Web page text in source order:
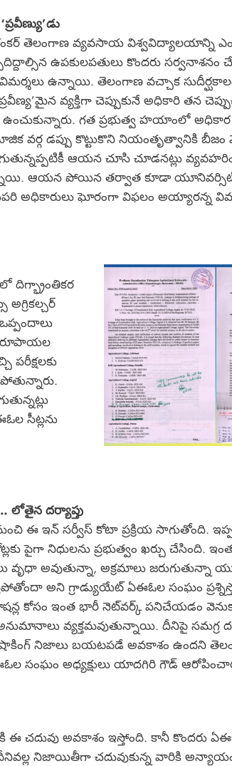
తెలంగాణ వ్యవసాయ విశ్వవిద్యాలయాన్ని
ఉపకులపతులు కొందరు సర్వనాశనం
విమర్శలు ఉన్నాయి. తెలంగాణ వచ్చాక
వ్యక్తిగా చెప్పుకునే అధికారి తన
గత ప్రభుత్వ హయాంలో
వర్గ డప్పు కొట్టుకొని నియంతృత్వానికి బీజం
ఆయన చూసి చూడనట్లు
ఆయన పోయిన తర్వాత కూడా
అధికారులు ఘోరంగా విఫలం అయ్యారన్న
రూపాయల
పరీక్షలకు
సీట్లను
లోతైన దర్యాప్తు
ఈ ఇన్ సర్వీస్ కోటా ప్రక్రియ సాగుతోంది.
పైగా నిధులను ప్రభుత్వం ఖర్చు చేసింది.
వృధా అవుతున్నా, అక్రమాలు జరుగుతున్నా
అని గ్రాడ్యుయేట్ ఏఈఓల సంఘం
కోసం ఇంత భారీ నెట్‌వర్క్ పనిచేయడం వెనుక
వ్యక్తమవుతున్నాయి. దీనిపై సమగ్ర
నిజాలు బయటపడే అవకాశం ఉందని
సంఘం అధ్యక్షులు యాదగిరి గౌడ్
ఈ చదువు అవకాశం ఇస్తోంది. కానీ కొందరు
దీనివల్ల నిజాయితీగా చదువుకున్న వారికి